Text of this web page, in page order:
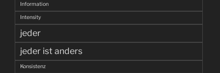
Information
Intensity
jeder
jeder ist anders
Konsistenz